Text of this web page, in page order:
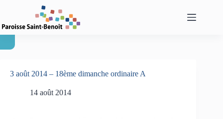
3 août 2014 – 18ème dimanche ordinaire A
14 août 2014